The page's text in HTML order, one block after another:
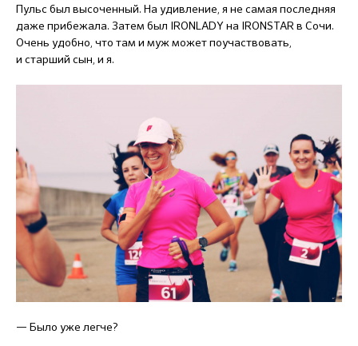
Пульс был высоченный. На удивление, я не самая последняя
даже прибежала. Затем был IRONLADY на IRONSTAR в Сочи.
Очень удобно, что там и муж может поучаствовать,
и старший сын, и я.
— Было уже легче?